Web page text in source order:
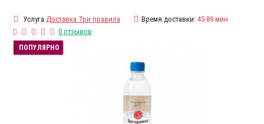
Услуга Доставка Три правила Время доставки: 45-89 мин.
0 отзывов
ПОПУЛЯРНО